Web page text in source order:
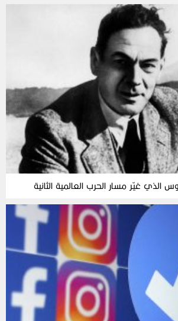
الذي غيّر مسار الحرب العالمية الثانية